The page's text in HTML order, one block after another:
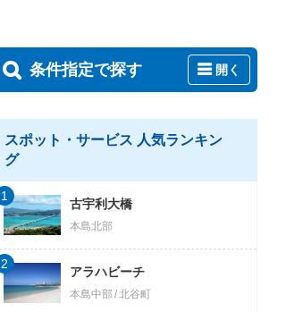
条件指定で探す 開く
スポット・サービス 人気ランキン
グ
古宇利大橋
本島北部
1
アラハビーチ
本島中部 北谷町
2